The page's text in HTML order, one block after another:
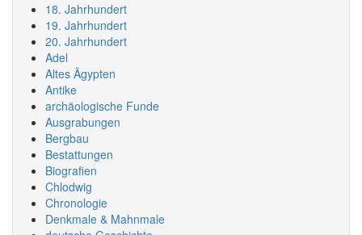
18. Jahrhundert
19. Jahrhundert
20. Jahrhundert
Adel
Altes Ägypten
Antike
archäologische Funde
Ausgrabungen
Bergbau
Bestattungen
Biografien
Chlodwig
Chronologie
Denkmale & Mahnmale